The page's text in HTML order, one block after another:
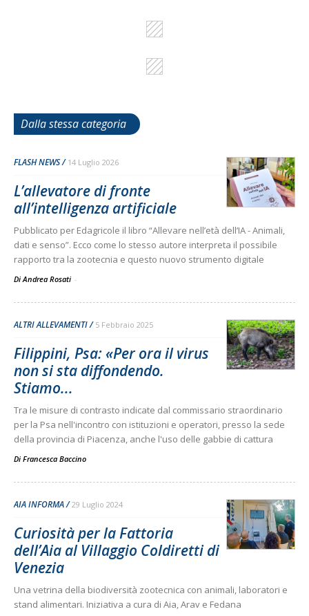
Dalla stessa categoria
FLASH NEWS 14 Luglio 2026
L’allevatore di fronte
all’intelligenza artificiale
Pubblicato per Edagricole il libro “Allevare nell’età dell’IA - Animali,
dati e senso”. Ecco come lo stesso autore interpreta il possibile
rapporto tra la zootecnia e questo nuovo strumento digitale
Di Andrea Rosati -
ALTRI ALLEVAMENTI 5 Febbraio 2025
Filippini, Psa: «Per ora il virus
non si sta diffondendo.
Stiamo...
Tra le misure di contrasto indicate dal commissario straordinario
per la Psa nell'incontro con istituzioni e operatori, presso la sede
della provincia di Piacenza, anche l'uso delle gabbie di cattura
Di Francesca Baccino
AIA INFORMA 29 Luglio 2024
Curiosità per la Fattoria
dell’Aia al Villaggio Coldiretti di
Venezia
Una vetrina della biodiversità zootecnica con animali, laboratori e
stand alimentari. Iniziativa a cura di Aia, Arav e Fedana